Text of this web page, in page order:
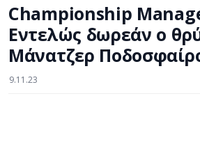
Championship
Εντελώς δωρεάν ο
Μάνατζερ
9.11.23